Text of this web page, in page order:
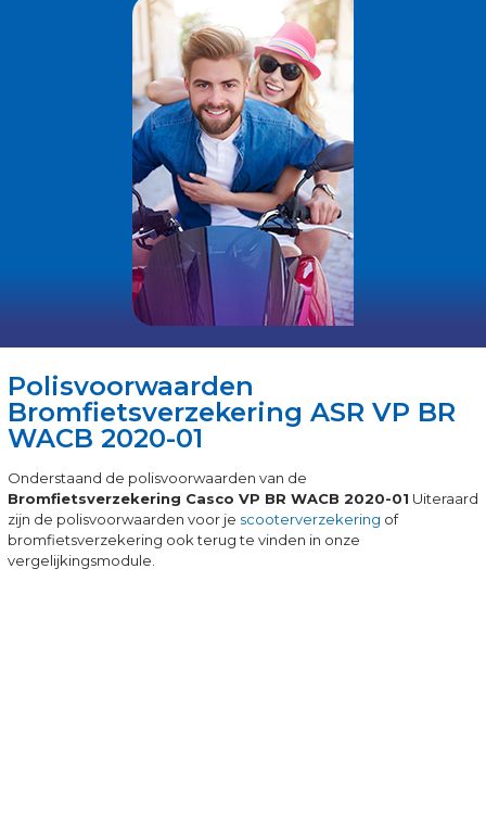
Polisvoorwaarden
Bromfietsverzekering ASR VP BR
WACB 2020-01
Onderstaand de polisvoorwaarden van de
Bromfietsverzekering Casco VP BR WACB 2020-01 Uiteraard
zijn de polisvoorwaarden voor je scooterverzekering of
bromfietsverzekering ook terug te vinden in onze
vergelijkingsmodule.